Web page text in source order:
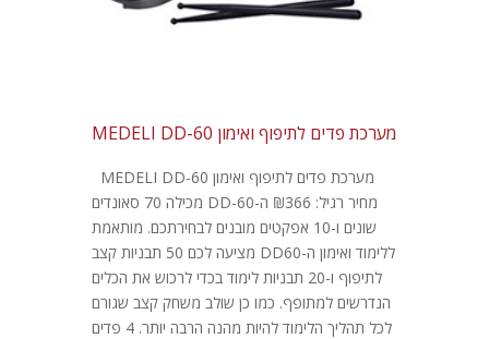
מערכת פדים לתיפוף ואימון MEDELI DD-60
מחיר רגיל: ₪366 ה-DD-60 מכילה 70 סאונדים
שונים ו-10 אפקטים מובנים לבחירתכם. מותאמת
ללימוד ואימון ה-DD60 מציעה לכם 50 תבניות קצב
לתיפוף ו-20 תבניות לימוד בכדי לרכוש את הכלים
הנדרשים למתופף. כמו כן שולב משחק קצב שגורם
לכל תהליך הלימוד להיות מהנה הרבה יותר. 4 פדים